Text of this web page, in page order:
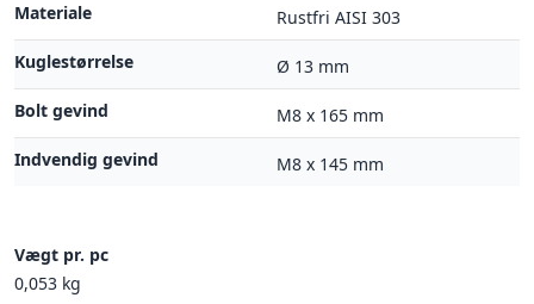
Materiale
Rustfri AISI 303
Kuglestørrelse
Ø 13 mm
Bolt gevind
M8 x 165 mm
Indvendig gevind
M8 x 145 mm
Vægt pr. pc
0,053 kg